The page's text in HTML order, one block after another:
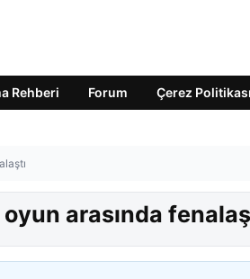
Rehberi Forum Çerez Politikası
arasında